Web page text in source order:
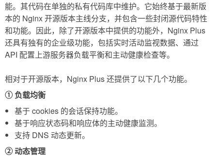
能。其代码在单独的私有代码库中维护。它始终基于最新版
本的 Nginx 开源版本主线分支，并包含一些封闭源代码特性
和功能。因此，除了开源版本中提供的功能外，Nginx Plus
还具有独有的企业级功能，包括实时活动监视数据、通过
API 配置上游服务器负载平衡和主动健康检查等。
相对于开源版本，Nginx Plus 还提供了以下几个功能。
① 负载均衡
基于 cookies 的会话保持功能。
基于响应状态码和响应体的主动健康监测。
支持 DNS 动态更新。
② 动态管理